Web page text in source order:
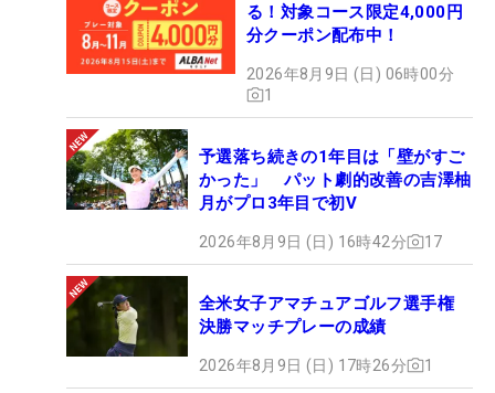
る！対象コース限定4,000円
分クーポン配布中！
2026年8月9日 (日) 06時00分
1
予選落ち続きの1年目は「壁がすご
かった」 パット劇的改善の吉澤柚
月がプロ3年目で初V
2026年8月9日 (日) 16時42分 17
全米女子アマチュアゴルフ選手権
決勝マッチプレーの成績
2026年8月9日 (日) 17時26分 1